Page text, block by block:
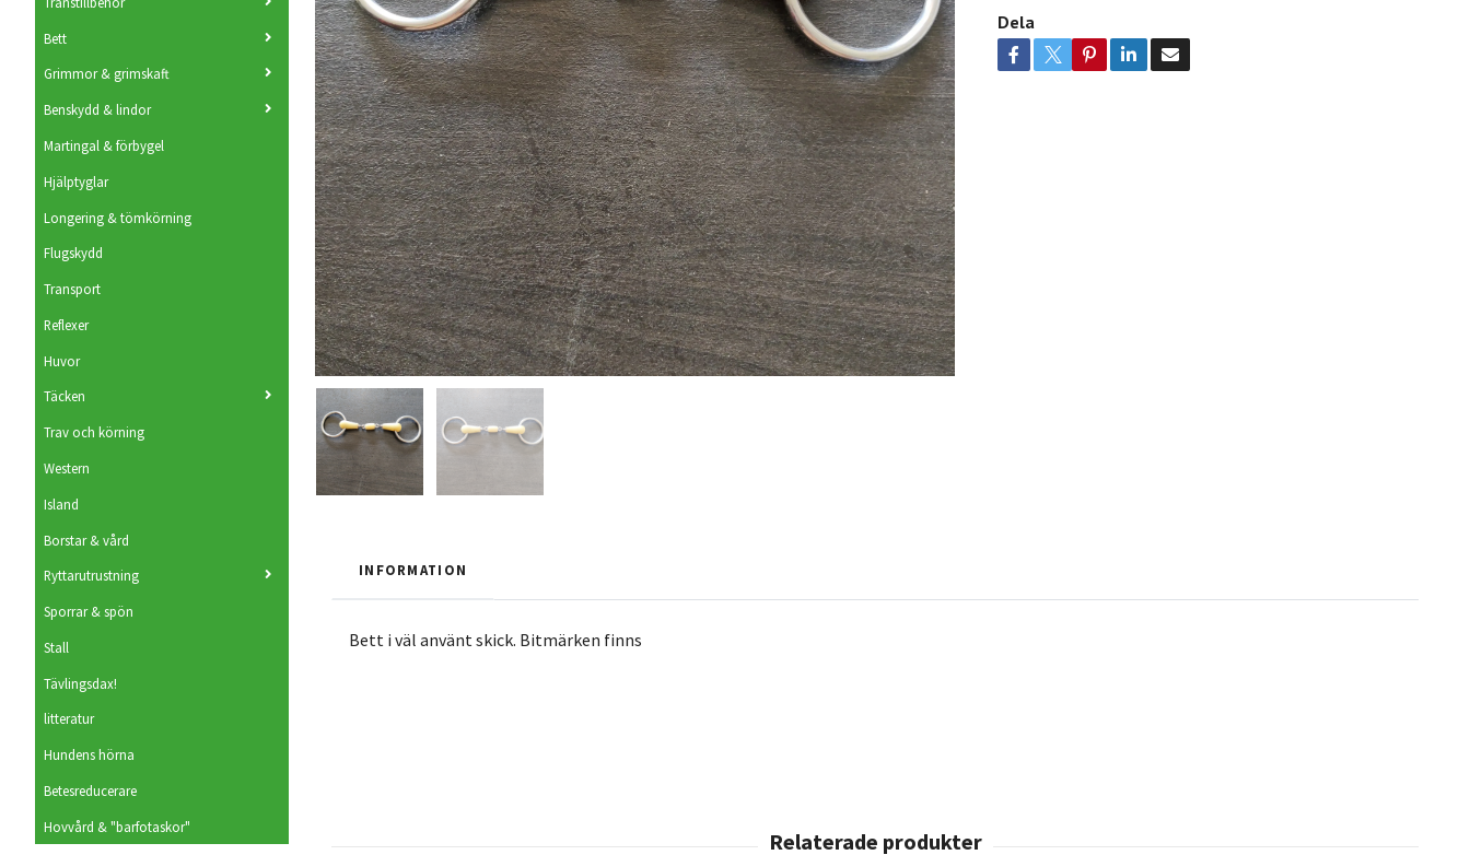
Bett
Grimmor & grimskaft
Benskydd & lindor
Martingal & förbygel
Hjälptyglar
Longering & tömkörning
Flugskydd
Transport
Reflexer
Huvor
Täcken
Trav och körning
Western
Island
Borstar & vård
Ryttarutrustning
Sporrar & spön
Stall
Tävlingsdax!
litteratur
Hundens hörna
Betesreducerare
Hovvård & "barfotaskor"
Dela
INFORMATION
Bett i väl använt skick. Bitmärken finns